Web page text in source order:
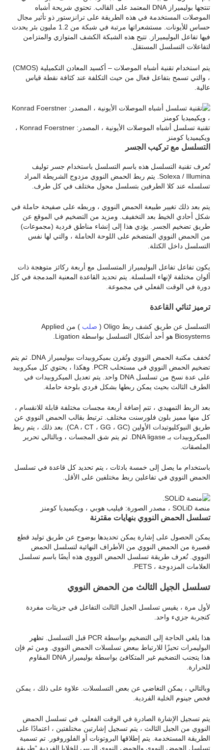
تنتجها بوليميراز DNA المعتمد على القالب. تحتوي شريحة أشباه
الموصلات المستخدمة في هذه الطريقة على ترانزستور ذو تأثير مجال
حساس للأيونات. مستشعراتها مرتبة في شبكة من 1.2 مليون بئر يحدث
فيها تفاعل البوليميراز. تتيح هذه الشبكة الكشف المتوازي والمتزامن
لتفاعلات التسلسل المستقل.
يتم استخدام تقنية أشباه الموصلات – أكسيد المعادن التكميلية (CMOS)
، والتي تسمح بتفاعل فعال من حيث التكلفة عند كثافة نقطة قياس
عالية.
تقنية تسلسل أشباه الموصلات الأيونية ، المصدر: Konrad Foerstner ،
ويكيميديا كومنز
التسلسل مع تركيب الجسر
تُعرف تقنية التسلسل هذه باسم التسلسل باستخدام جسر توليف
Solexa / Illumina. يتم ربط الحمض النووي مزدوج الشريطة المراد
تسلسله عند كلا الطرفين بتسلسل محول مختلف في كل طرف.
يتم بعد ذلك تغيير طبيعة الحمض النووي ، وربطه على صفيحة حاملة في
شكل أحادي الخيط بعد التخفيف. ومزيد من التضخيم في الموقع عن
طريق تضخيم الجسر. يؤدي هذا إلى إنشاء مناطق فردية (مجموعات)
من الحمض النووي المتضخم على اللوحة الحاملة ، والتي لها نفس
التسلسل داخل الكتلة.
يكون تفاعل تفاعل البوليميراز المتسلسل مع أربعة ركائز متوهجة ذات
ألوان مختلفة لإنهاء السلسلة. يتم تحديد القاعدة المعنية المدمجة في كل
دورة في الوقت الفعلي في مجموعة.
ترميز ثنائي القاعدة
التسلسل عن طريق كشف ربط Oligo ( صلب
) من Applied
Biosystems هو أحد أشكال التسلسل بواسطة Ligation.
تُخفف مكتبة الحمض النووي وتُقرن بميكروبيدات ببوليميراز DNA. ثم يتم
تضخيم الحمض النووي في مستحلب PCR. وهكذا ، يحتوي كل ميكروبيد
على عدة نسخ من تسلسل DNA واحد. يتم تعديل الميكروبيدات في
الطرف الثالث بحيث يمكن ربطها بشكل فردي بلوحة حاملة.
بعد الربط التمهيدي ، تتم إضافة أربعة مجسات مختلفة قابلة للانقسام ،
كل منها مميز بلون فلورسنت مختلف. ترتبط بقالب الحمض النووي عن
طريق النيوكليوتيدات الأولين (CA ، CT ، GG ، GC). بعد ذلك ، يتم ربط
الميكروبيدات بـ DNA ligase. ثم يتم شق المجسات ، وبالتالي تحرير
الملصقات.
باستخدام ما يصل إلى خمسة بادئات ، يتم تحديد كل قاعدة في تسلسل
الحمض النووي في تفاعلين ربط مختلفين على الأقل.
منصة SOLiD ، مصدر الصورة: فيليب هوبي ، ويكيميديا كومنز
تسلسل الحمض النووي بنهايات مقترنة
يمكن الحصول على إشارة يمكن تحديدها بوضوح عن طريق توليد قطع
قصيرة من الحمض النووي من الأطراف النهائية لتسلسل الحمض
النووي. تُعرف طريقة تسلسل الحمض النووي هذه أيضًا باسم تسلسل
العلامات المزدوجة ، PETS.
تسلسل الجيل الثالث من الحمض النووي
لأول مرة ، يقيس تسلسل الجيل الثالث التفاعل في جزيئات مفردة
كتجربة جزيء واحد.
هذا يلغي الحاجة إلى التضخيم بواسطة PCR قبل التسلسل. تظهر
البوليمرات تحيزًا للارتباط ببعض تسلسلات الحمض النووي. ومن ثم فإن
هذا يتجنب التضخيم غير المتكافئ بواسطة بوليميراز DNA المقاوم
للحرارة.
وبالتالي ، يمكن التغاضي عن بعض التسلسلات. علاوة على ذلك ، يمكن
فحص جينوم الخلية الفردية.
يتم تسجيل الإشارة الصادرة في الوقت الفعلي. في تسلسل الحمض
النووي من الجيل الثالث ، يتم تسجيل إشارتين مختلفتين ، اعتمادًا على
الطريقة المستخدمة. يتم إطلاقها البروتونات أو الفلوروفور. تم تسمية
تسلسل الحمض النووي والحمض النووي الريبي للخلايا الفردية “طريقة